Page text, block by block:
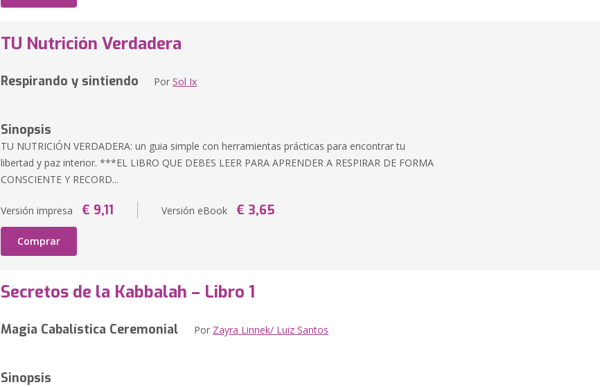
TU Nutrición Verdadera
Respirando y sintiendo PorSol Ix
Sinopsis
TU NUTRICIÓN VERDADERA: un guia simple con herramientas prácticas para encontrar tu
libertad y paz interior. ***EL LIBRO QUE DEBES LEER PARA APRENDER A RESPIRAR DE FORMA
CONSCIENTE Y RECORD...
Versión impresa € 9,11 Versión eBook € 3,65
Comprar
Secretos de la Kabbalah – Libro 1
Magia Cabalística Ceremonial Por Zayra Linnek/ Luiz Santos
Sinopsis